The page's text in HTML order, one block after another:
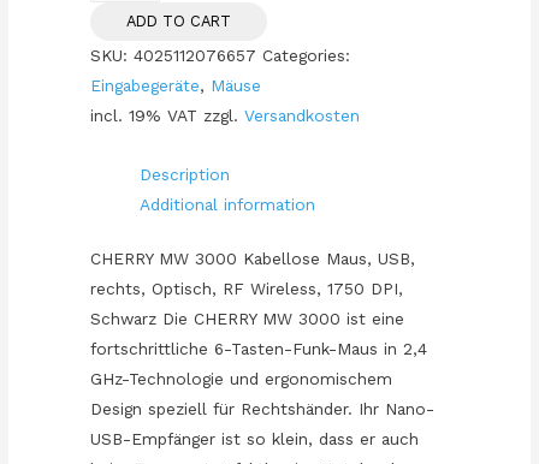
wireless
Nano
quantity
ADD TO CART
SKU:4025112076657 Categories:
Eingabegeräte, Mäuse
incl. 19% VAT zzgl.Versandkosten
Description
Additional information
CHERRY MW 3000 Kabellose Maus, USB,
rechts, Optisch, RF Wireless, 1750 DPI,
Schwarz Die CHERRY MW 3000 ist eine
fortschrittliche 6-Tasten-Funk-Maus in 2,4
GHz-Technologie und ergonomischem
Design speziell für Rechtshänder. Ihr Nano-
USB-Empfänger ist so klein, dass er auch